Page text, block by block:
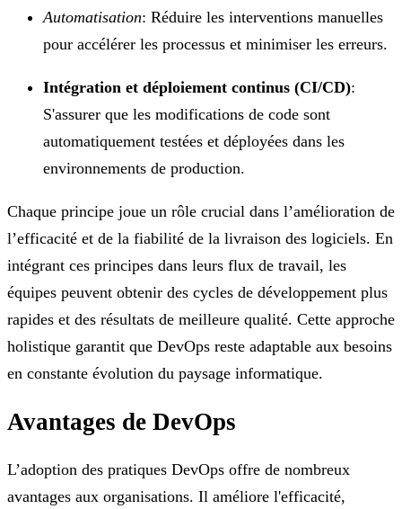
Automatisation: Réduire les interventions manuelles
pour accélérer les processus et minimiser les erreurs.
Intégration et déploiement continus (CI/CD):
S'assurer que les modifications de code sont
automatiquement testées et déployées dans les
environnements de production.
Chaque principe joue un rôle crucial dans l’amélioration de
l’efficacité et de la fiabilité de la livraison des logiciels. En
intégrant ces principes dans leurs flux de travail, les
équipes peuvent obtenir des cycles de développement plus
rapides et des résultats de meilleure qualité. Cette approche
holistique garantit que DevOps reste adaptable aux besoins
en constante évolution du paysage informatique.
Avantages de DevOps
L’adoption des pratiques DevOps offre de nombreux
avantages aux organisations. Il améliore l'efficacité,